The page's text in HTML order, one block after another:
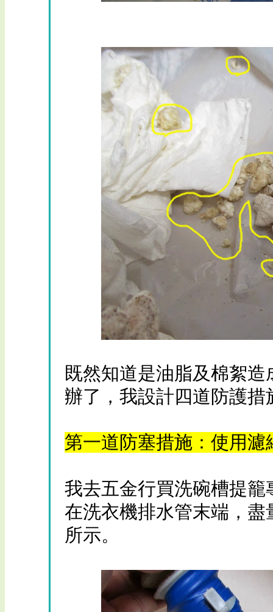
既然知道是油脂及棉絮
辦了，我設計四道防護
第一道防塞措施：使用
我去五金行買洗碗槽提
在洗衣機排水管末端，
所示。